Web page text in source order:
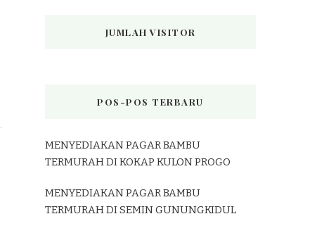
JUMLAH VISITOR
POS-POS TERBARU
MENYEDIAKAN PAGAR BAMBU
TERMURAH DI KOKAP KULON PROGO
MENYEDIAKAN PAGAR BAMBU
TERMURAH DI SEMIN GUNUNGKIDUL